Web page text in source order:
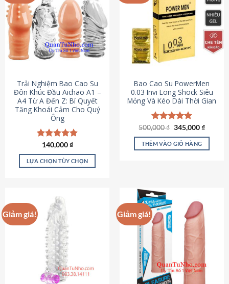
Trải Nghiệm Bao Cao Su
Đôn Khúc Đầu Aichao A1 –
A4 Từ A Đến Z: Bí Quyết
Tăng Khoái Cảm Cho Quý
Ông
Được xếp
hạng4.88
5 sao
140,000₫
LỰA CHỌN TÙY CHỌN
có
nhiều
biến
thể.
Các
tùy
chọn
có
Bao Cao Su PowerMen
0.03 Invi Long Shock Siêu
Mỏng Và Kéo Dài Thời Gian
Được xếp
hạng4.85
5 sao
500,000₫ Giá
là:
500,000 ₫.
345,000₫Giá
tại
THÊM VÀO GIỎ HÀNG
Giảm giá! Giảm giá!